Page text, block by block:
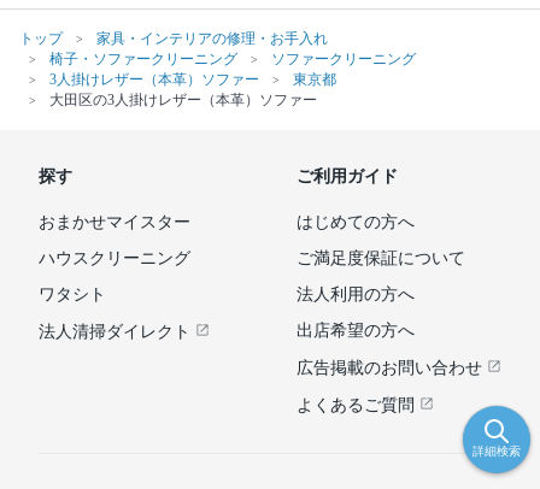
トップ
家具・インテリアの修理・お手入れ
椅子・ソファークリーニング
ソファークリーニング
3人掛けレザー（本革）ソファー
東京都
大田区の3人掛けレザー（本革）ソファー
詳細検索
探す
おまかせマイスター
ハウスクリーニング
ワタシト
法人清掃ダイレクト
ご利用ガイド
はじめての方へ
ご満足度保証について
法人利用の方へ
出店希望の方へ
広告掲載のお問い合わせ
よくあるご質問